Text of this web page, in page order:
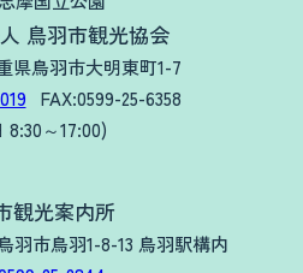
鳥羽市観光協会
県鳥羽市大明東町1-7
FAX:0599-25-6358
8:30～17:00)
観光案内所
羽市鳥羽1-8-13 鳥羽駅構内